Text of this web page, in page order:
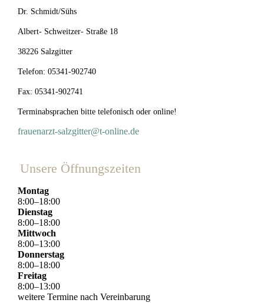
Dr. Schmidt/Sühs
Albert- Schweitzer- Straße 18
38226 Salzgitter
Telefon: 05341-902740
Fax: 05341-902741
Terminabsprachen bitte telefonisch oder online!
frauenarzt-salzgitter@t-online.de
Unsere Öffnungszeiten
Montag
8:00–18:00
Dienstag
8:00–18:00
Mittwoch
8:00–13:00
Donnerstag
8:00–18:00
Freitag
8:00–13:00
weitere Termine nach Vereinbarung